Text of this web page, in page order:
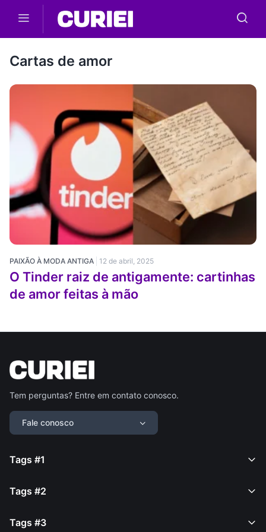
Skip to main content
Cartas de amor
PAIXÃO À MODA ANTIGA 12 de abril, 2025
O Tinder raiz de antigamente: cartinhas
de amor feitas à mão
Tem perguntas? Entre em contato conosco.
Fale conosco
Tags #1
Tags #2
Tags #3